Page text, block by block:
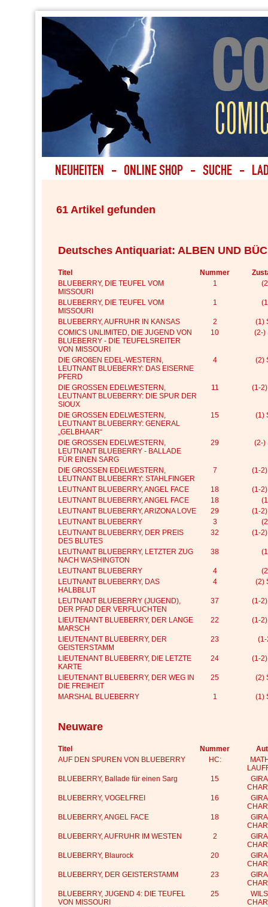
61 Artikel gefunden
Deutsches Antiquariat: ALBEN UND
Titel Nummer
BLUEBERRY, DIE TEUFEL VOM
MISSOURI
1
BLUEBERRY, DIE TEUFEL VOM
MISSOURI
1
BLUEBERRY, AUFRUHR IN KANSAS 2
(1)
COMICS UNLIMITED, DIE JUGEND VON
BLUEBERRY - DIE TEUFELSREITER
VON MISSOURI
10 (2-)
DIE GROßEN EDEL-WESTERN,
LEUTNANT BLUEBERRY: DAS EISERNE
PFERD
4 (2)
DIE GROSSEN EDELWESTERN,
LEUTNANT BLUEBERRY: DIE SPUR DER
SIOUX
11 (1-
DIE GROSSEN EDELWESTERN,
LEUTNANT BLUEBERRY: GENERAL
„GELBHAAR“
15 (1)
DIE GROSSEN EDELWESTERN,
LEUTNANT BLUEBERRY - BALLADE
FÜR EINEN SARG
29 (2-)
DIE GROSSEN EDELWESTERN,
LEUTNANT BLUEBERRY: STAHLFINGER
7 (1-
LEUTNANT BLUEBERRY, ANGEL FACE 18
(1-
LEUTNANT BLUEBERRY, ANGEL FACE
18
LEUTNANT BLUEBERRY, ARIZONA LOVE
29
(1-
LEUTNANT BLUEBERRY
3
LEUTNANT BLUEBERRY, DER PREIS
DES BLUTES
32 (1-
LEUTNANT BLUEBERRY, LETZTER ZUG
NACH WASHINGTON
38
LEUTNANT BLUEBERRY 4
LEUTNANT BLUEBERRY, DAS
HALBBLUT
4 (2)
LEUTNANT BLUEBERRY (JUGEND),
DER PFAD DER VERFLUCHTEN
37 (1-
LIEUTENANT BLUEBERRY, DER LANGE
MARSCH
22 (1-
LIEUTENANT BLUEBERRY, DER
GEISTERSTAMM
23
LIEUTENANT BLUEBERRY, DIE LETZTE
KARTE
24 (1-
LIEUTENANT BLUEBERRY, DER WEG IN
DIE FREIHEIT
25 (2)
MARSHAL BLUEBERRY 1 (1)
Neuware
Titel Nummer
AUF DEN SPUREN VON BLUEBERRY
HC:
BLUEBERRY, Ballade für einen Sarg
15
BLUEBERRY, VOGELFREI
16
BLUEBERRY, ANGEL FACE
18
BLUEBERRY, AUFRUHR IM WESTEN
2
BLUEBERRY, Blaurock
20
BLUEBERRY, DER GEISTERSTAMM
23
BLUEBERRY, JUGEND 4: DIE TEUFEL
VON MISSOURI
25